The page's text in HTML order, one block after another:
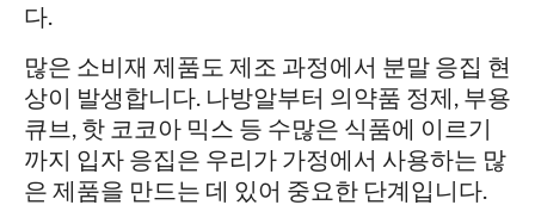
다.
많은 소비재 제품도 제조 과정에서 분말 응집 현
상이 발생합니다. 나방알부터 의약품 정제, 부용
큐브, 핫 코코아 믹스 등 수많은 식품에 이르기
까지 입자 응집은 우리가 가정에서 사용하는 많
은 제품을 만드는 데 있어 중요한 단계입니다.